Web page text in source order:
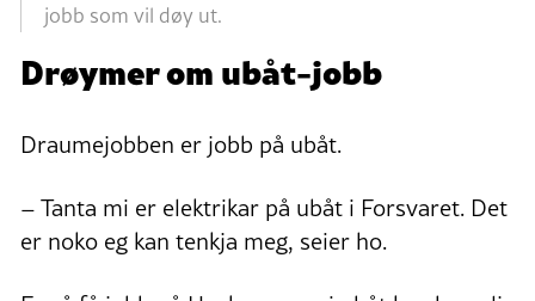
jobb som vil døy ut.
Drøymer om ubåt-jobb
Draumejobben er jobb på ubåt.
– Tanta mi er elektrikar på ubåt i Forsvaret. Det
er noko eg kan tenkja meg, seier ho.